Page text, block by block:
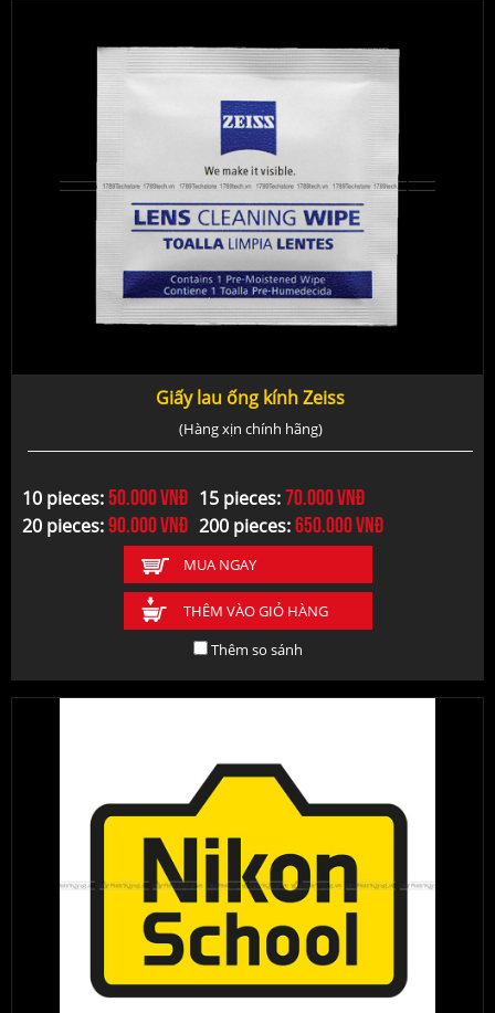
Giấy lau ống kính Zeiss
(Hàng xịn chính hãng)
10 pieces:50.000vnđ 15 pieces:70.000vnđ
20 pieces:90.000vnđ 200 pieces:650.000vnđ
MUA NGAY
THÊM VÀO GIỎ HÀNG
Thêm so sánh